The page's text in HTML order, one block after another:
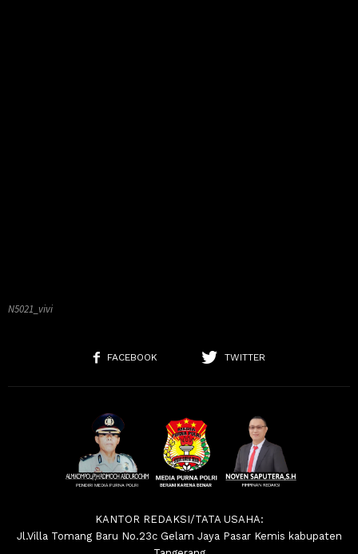
N5021_vivi
FACEBOOK TWITTER
KANTOR REDAKSI/TATA USAHA:
Jl.Villa Tomang Baru No.23c Gelam Jaya Pasar Kemis kabupaten